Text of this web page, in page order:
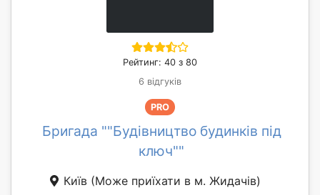
Рейтинг: 40 з 80
6 відгуків
PRO
Бригада ""Будівництво будинків під
ключ""
Київ (Може приїхати в м. Жидачів)